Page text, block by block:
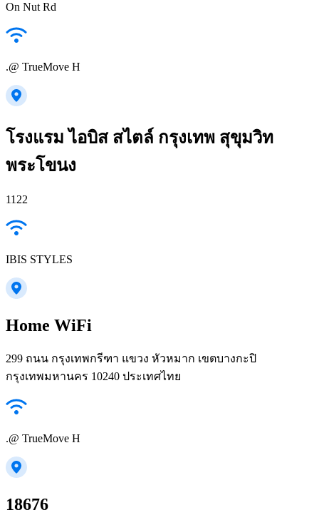
On Nut Rd
.@ TrueMove H
โรงแรม ไอบิส สไตล์ กรุงเทพ สุขุมวิท
พระโขนง
1122
IBIS STYLES
Home WiFi
299 ถนน กรุงเทพกรีฑา แขวง หัวหมาก เขตบางกะปิ
กรุงเทพมหานคร 10240 ประเทศไทย
.@ TrueMove H
18676